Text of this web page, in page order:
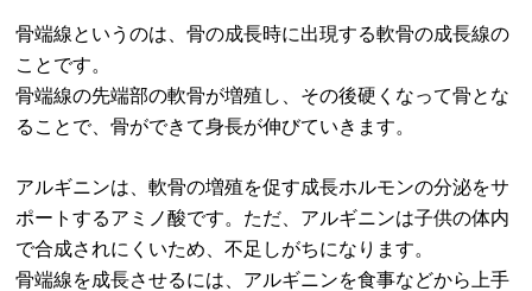
骨端線というのは、骨の成長時に出現する軟骨の成長線の
ことです。
骨端線の先端部の軟骨が増殖し、その後硬くなって骨とな
ることで、骨ができて身長が伸びていきます。
アルギニンは、軟骨の増殖を促す成長ホルモンの分泌をサ
ポートするアミノ酸です。ただ、アルギニンは子供の体内
で合成されにくいため、不足しがちになります。
骨端線を成長させるには、アルギニンを食事などから上手